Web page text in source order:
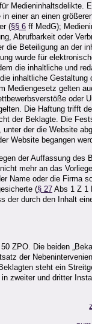
einer an einen
(§§ 6 ff MedG);
Abrufbarkeit oder
die Beteiligung an der
wurde für
die inhaltliche und
inhaltliche
Mediengesetz gelten
oder
Die Haftung trifft
der Beklagte. Die
der die Website
Website begangen
der Auffassung
mehr an das
Name oder die Firma
(§ 27 Abs 1 Z 1
der durch den Inhalt
ZPO. Die beiden
der
steht ein
zweiter und dritter